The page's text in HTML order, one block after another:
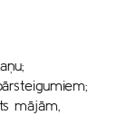
mājām,